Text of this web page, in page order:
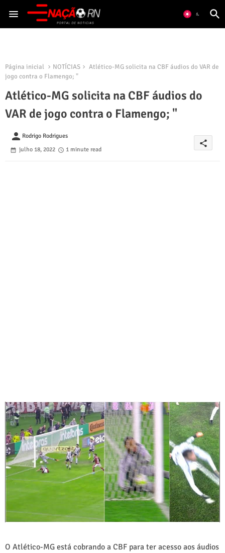
Página inicial NOTÍCIAS
Atlético-MG solicita na CBF áudios do VAR de
jogo contra o Flamengo; "
Atlético-MG solicita na CBF áudios do
VAR de jogo contra o Flamengo; "
person Rodrigo Rodrigues
julho 18, 2022
1 minute read
share
O Atlético-MG está cobrando a CBF para ter acesso aos áudios